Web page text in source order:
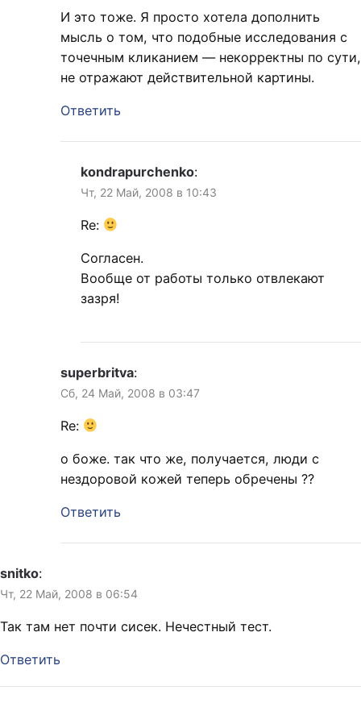
И это тоже. Я просто хотела дополнить
мысль о том, что подобные исследования с
точечным кликанием — некорректны по сути,
не отражают действительной картины.
Ответить
kondrapurchenko:
Чт, 22 Май, 2008 в 10:43
Re:
Согласен.
Вообще от работы только отвлекают
зазря!
superbritva:
Сб, 24 Май, 2008 в 03:47
Re:
о боже. так что же, получается, люди с
нездоровой кожей теперь обречены ??
Ответить
snitko:
Чт, 22 Май, 2008 в 06:54
Так там нет почти сисек. Нечестный тест.
Ответить